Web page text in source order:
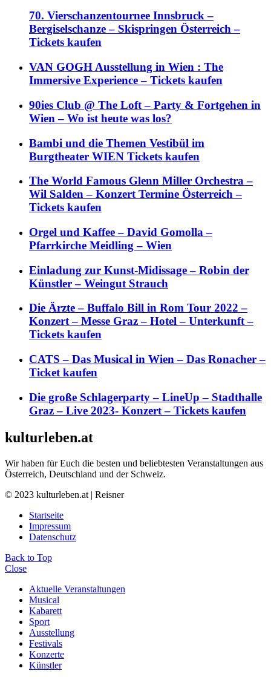
70. Vierschanzentournee Innsbruck –
Bergiselschanze – Skispringen Österreich –
Tickets kaufen
VAN GOGH Ausstellung in Wien : The
Immersive Experience – Tickets kaufen
90ies Club @ The Loft – Party & Fortgehen in
Wien – Wo ist heute was los?
Bambi und die Themen Vestibül im
Burgtheater WIEN Tickets kaufen
The World Famous Glenn Miller Orchestra –
Wil Salden – Konzert Termine Österreich –
Tickets kaufen
Orgel und Kaffee – David Gomolla –
Pfarrkirche Meidling – Wien
Einladung zur Kunst-Midissage – Robin der
Künstler – Weingut Strauch
Die Ärzte – Buffalo Bill in Rom Tour 2022 –
Konzert – Messe Graz – Hotel – Unterkunft –
Tickets kaufen
CATS – Das Musical in Wien – Das Ronacher –
Ticket kaufen
Die große Schlagerparty – LineUp – Stadthalle
Graz – Live 2023- Konzert – Tickets kaufen
kulturleben.at
Wir haben für Euch die besten und beliebtesten Veranstaltungen aus
Österreich, Deutschland und der Schweiz.
© 2023 kulturleben.at | Reisner
Startseite
Impressum
Datenschutz
Back to Top
Close
Aktuelle Veranstaltungen
Musical
Kabarett
Sport
Ausstellung
Festivals
Konzerte
Künstler